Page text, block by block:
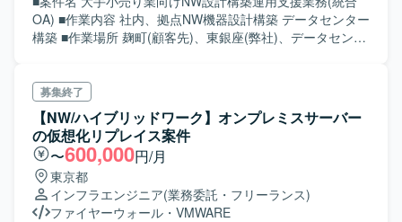
OA) ■作業内容 社内、拠点NW機器設計構築 データセンター
構築 ■作業場所 麹町(顧客先)、東銀座(弊社)、データセンタ
張の可能性あり（要相談） ■作業期間 12月～長期 ■作業時
間 9:00-18:00 ■面談 弊社1回 ■契約金額 スキル見合い
募集終了
【NW/ハイブリッドワーク】オンプレミスサーバー
の仮想化リプレイス案件
〜600,000円/月
東京都
インフラエンジニア(業務委託・フリーランス)
ファイヤーウォール ・ VMWARE